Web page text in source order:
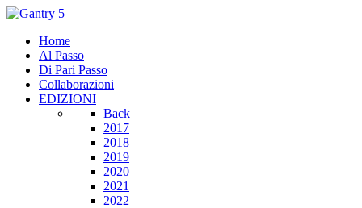
Home
Al Passo
Di Pari Passo
Collaborazioni
EDIZIONI
Back
2017
2018
2019
2020
2021
2022